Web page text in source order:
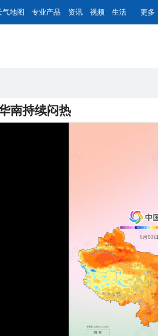
气地图 专业产品 资讯 视频 生活 更多
南持续闷热